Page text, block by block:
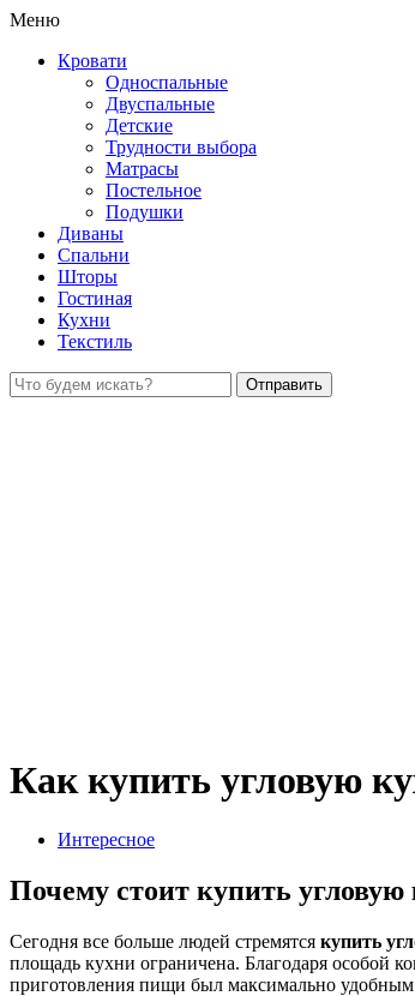
Меню
Кровати
Односпальные
Двуспальные
Детские
Трудности выбора
Матрасы
Постельное
Подушки
Диваны
Спальни
Шторы
Гостиная
Кухни
Текстиль
Как купить угловую
Интересное
Почему стоит купить угловую
Сегодня все больше людей стремятся купить
площадь кухни ограничена. Благодаря особой
приготовления пищи был максимально